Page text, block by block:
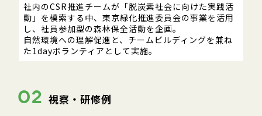
社内のCSR推進チームが「脱炭素社会に向けた実践活
動」を模索する中、東京緑化推進委員会の事業を活用
し、社員参加型の森林保全活動を企画。
自然環境への理解促進と、チームビルディングを兼ね
た1dayボランティアとして実施。
02 視察・研修例